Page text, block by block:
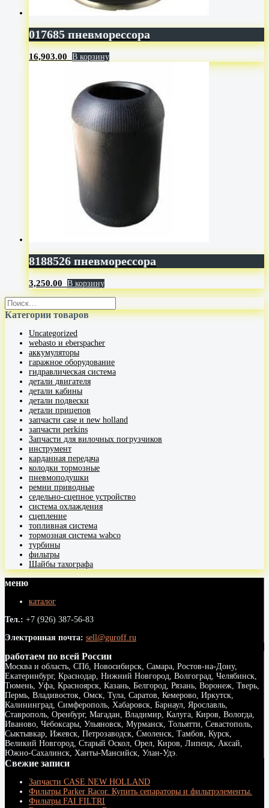
017685 пневморессора
16,903.00 В корзину
8188526 пневморессора
3,250.00 В корзину
Категории товаров
Uncategorized
webasto и eberspacher
аккумуляторы
гаражное оборудование
гидравлическая система
детали двигателя
детали кабины
детали подвески
детали прицепов
запчасти case и new holland
запчасти perkins
Запчасти для вилочных погрузчиков
инструмент
карданная передача
колодки тормозные
пневмоподушки
ремни приводные
седельно-сцепное устройство
система охлаждения
сцепление
топливная система
тормозная система wabco
турбины
фильтры
Шайбы тахографа
меню
каталог
Тел.: +7 (926) 387-56-83
Электронная почта: sell@guroff.ru
работаем по всей России
Москва и область, СПб, Новосибирск, Самара, Ростов-на-Дону,
Екатеринбург, Краснодар, Нижний Новгород, Волгоград, Челябинск,
Тюмень, Уфа, Красноярск, Казань, Белгород, Рязань, Воронеж, Тверь,
Пермь, Владивосток, Омск, Тула, Саратов, Кемерово, Иркутск,
Калининград, Симферополь, Хабаровск, Барнаул, Ярославль,
Ставрополь, Оренбург, Магадан, Владимир, Калуга, Киров, Вологда,
Иваново, Чебоксары, Ульяновск, Мурманск, Тольятти, Севастополь,
Сыктывкар, Ижевск, Петрозаводск, Смоленск, Тамбов, Курск,
Великий Новгород, Старый Оскол, Орел, Киров, Липецк, Аксай,
Южно-Сахалинск, Ханты-Мансийск, Улан-Удэ.
Свежие записи
Запчасти CASE NEW HOLLAND
Фильтры Parker Racor. Купить сепараторы и фильтрэлементы.
Фильтры FAI FILTRI